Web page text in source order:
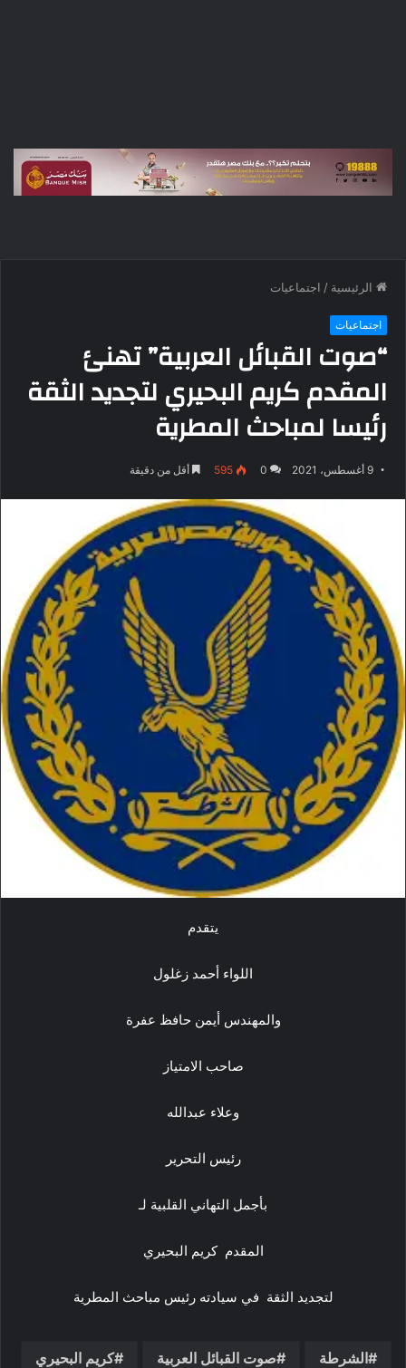
الرئيسية / اجتماعيات
اجتماعيات
“صوت القبائل العربية” تهنئ
المقدم كريم البحيري لتجديد الثقة
رئيسا لمباحث المطرية
9 أغسطس، 2021 0
595 أقل من دقيقة
يتقدم
اللواء أحمد زغلول
والمهندس أيمن حافظ عفرة
صاحب الامتياز
وعلاء عبدالله
رئيس التحرير
بأجمل التهاني القلبية لـ
المقدم كريم البحيري
لتجديد الثقة في سيادته رئيس مباحث المطرية
الشرطة صوت القبائل العربية كريم البحيري